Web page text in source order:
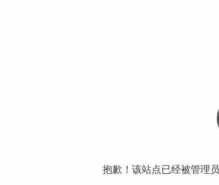
抱歉！该站点已经被管理